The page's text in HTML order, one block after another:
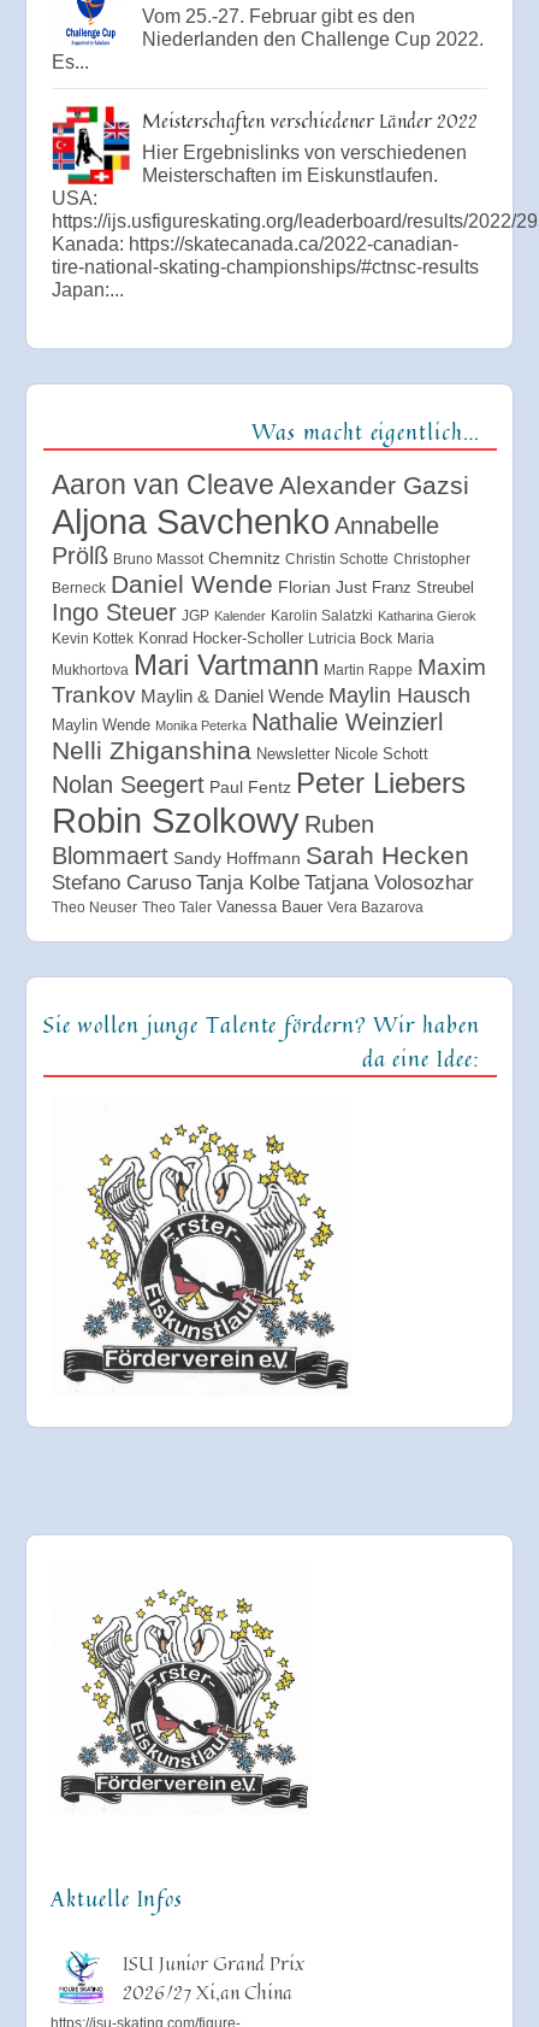
Vom 25.-27. Februar gibt es den
Niederlanden den Challenge Cup 2022.
Es...
Meisterschaften verschiedener Länder 2022
Hier Ergebnislinks von verschiedenen
Meisterschaften im Eiskunstlaufen.
USA:
https://ijs.usfigureskating.org/leaderboard/results/2022/
Kanada: https://skatecanada.ca/2022-canadian-
tire-national-skating-championships/#ctnsc-results
Japan:...
Was macht eigentlich…
Aaron van Cleave Alexander Gazsi
Aljona Savchenko Annabelle
Prölß Bruno Massot Chemnitz Christin Schotte Christopher
Berneck Daniel Wende Florian Just Franz Streubel
Ingo Steuer JGP Kalender Karolin Salatzki Katharina Gierok
Kevin Kottek Konrad Hocker-Scholler Lutricia Bock Maria
Mukhortova Mari Vartmann Martin Rappe Maxim
Trankov Maylin & Daniel Wende Maylin Hausch
Maylin Wende Monika Peterka Nathalie Weinzierl
Nelli Zhiganshina Newsletter Nicole Schott
Nolan Seegert Paul Fentz Peter Liebers
Robin Szolkowy Ruben
Blommaert Sandy Hoffmann Sarah Hecken
Stefano Caruso Tanja Kolbe Tatjana Volosozhar
Theo Neuser Theo Taler Vanessa Bauer Vera Bazarova
Sie wollen junge Talente fördern? Wir haben
da eine Idee:
Aktuelle Infos
ISU Junior Grand Prix
2026/27 Xi,an China